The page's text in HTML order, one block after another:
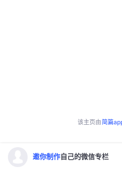
该主页由简篇
邀你制作 自己的微信专栏